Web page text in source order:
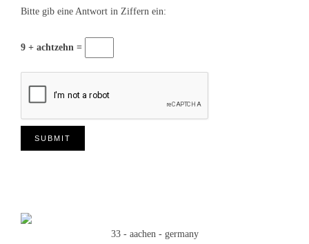
Bitte gib eine Antwort in Ziffern ein:
9 + achtzehn =
33 - aachen - germany